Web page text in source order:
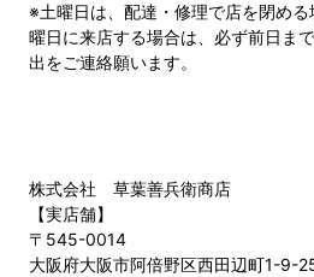
※土曜日は、配達・修理で店を閉め
曜日に来店する場合は、必ず前日ま
出をご連絡願います。
株式会社 草葉善兵衛商店
【実店舗】
〒545-0014
大阪府大阪市阿倍野区西田辺町1-9-